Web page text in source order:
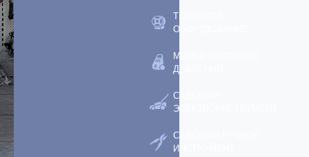
ТЕПЛОВОЕ
ОБОРУДОВАНИЕ
МОЙКИ ВЫСОКОГО
ДАВЛЕНИЯ
САДОВЫЙ
ЭЛЕКТРОИНСТРУМЕНТ
САДОВЫЙ РУЧНОЙ
ИНСТРУМЕНТ